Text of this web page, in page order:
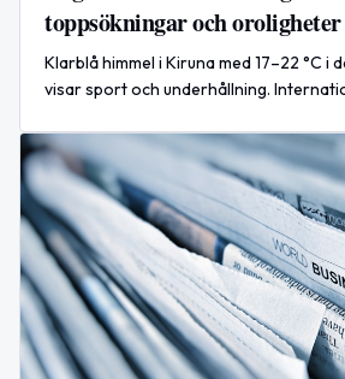
toppsökningar och
Klarblå himmel i Kiruna med 17–22 °C
visar sport och underhållning.